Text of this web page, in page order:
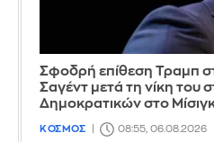
Σφοδρή επίθεση Τραμπ
Σαγέντ μετά τη νίκη του
Δημοκρατικών στο
ΚΟΣΜΟΣ 08:55, 06.08.2026